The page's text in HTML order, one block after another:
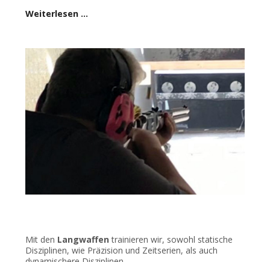
Weiterlesen …
Mit den Langwaffen trainieren wir, sowohl statische
Disziplinen, wie Präzision und Zeitserien, als auch